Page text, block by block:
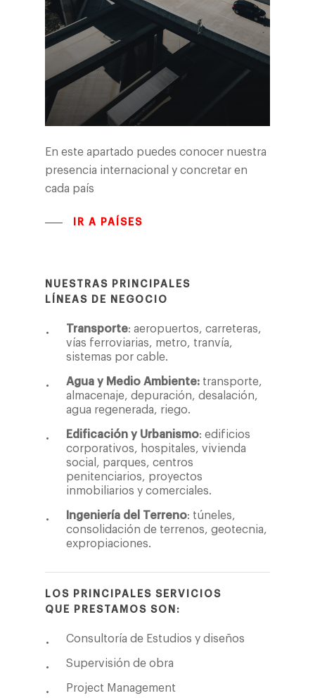
En este apartado puedes conocer nuestra
presencia internacional y concretar en
cada país
IR A PAÍSES
NUESTRAS PRINCIPALES
LÍNEAS DE NEGOCIO
Transporte: aeropuertos, carreteras,
vías ferroviarias, metro, tranvía,
sistemas por cable.
Agua y Medio Ambiente: transporte,
almacenaje, depuración, desalación,
agua regenerada, riego.
Edificación y Urbanismo: edificios
corporativos, hospitales, vivienda
social, parques, centros
penitenciarios, proyectos
inmobiliarios y comerciales.
Ingeniería del Terreno: túneles,
consolidación de terrenos, geotecnia,
expropiaciones.
LOS PRINCIPALES SERVICIOS
QUE PRESTAMOS SON:
Consultoría de Estudios y diseños
Supervisión de obra
Project Management